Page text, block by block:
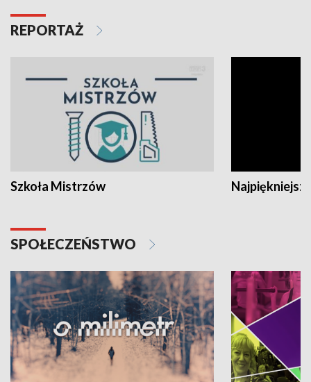
REPORTAŻ
Szkoła Mistrzów
SPOŁECZEŃSTWO